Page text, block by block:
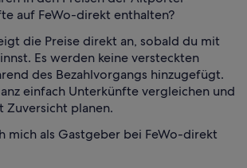
auf FeWo-direkt enthalten?
die Preise direkt an, sobald du mit
Es werden keine versteckten
des Bezahlvorgangs hinzugefügt.
einfach Unterkünfte vergleichen und
Zuversicht planen.
mich als Gastgeber bei FeWo-direkt